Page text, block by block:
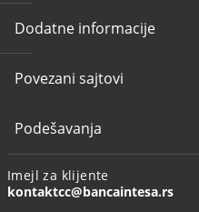
Dodatne informacije
Povezani sajtovi
Podešavanja
Imejl za klijente
kontaktcc@bancaintesa.rs